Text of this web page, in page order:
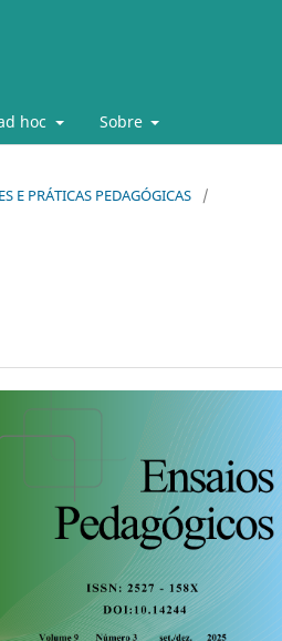
hoc Sobre
E PRÁTICAS PEDAGÓGICAS
/